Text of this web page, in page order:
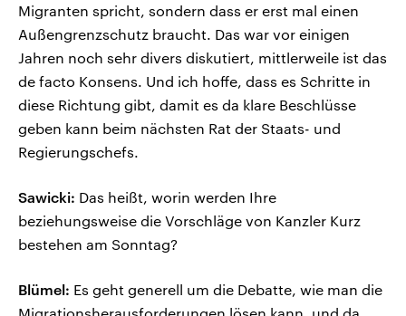
Migranten spricht, sondern dass er erst mal einen
Außengrenzschutz braucht. Das war vor einigen
Jahren noch sehr divers diskutiert, mittlerweile ist das
de facto Konsens. Und ich hoffe, dass es Schritte in
diese Richtung gibt, damit es da klare Beschlüsse
geben kann beim nächsten Rat der Staats- und
Regierungschefs.
Sawicki: Das heißt, worin werden Ihre
beziehungsweise die Vorschläge von Kanzler Kurz
bestehen am Sonntag?
Blümel: Es geht generell um die Debatte, wie man die